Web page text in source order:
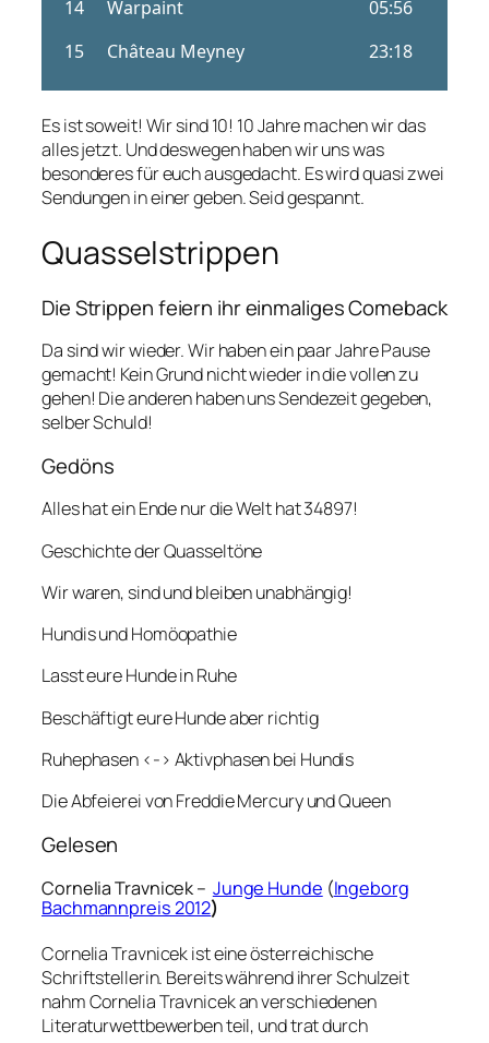
Es ist soweit! Wir sind 10! 10 Jahre machen wir das
alles jetzt. Und deswegen haben wir uns was
besonderes für euch ausgedacht. Es wird quasi zwei
Sendungen in einer geben. Seid gespannt.
Quasselstrippen
Die Strippen feiern ihr einmaliges Comeback
Da sind wir wieder. Wir haben ein paar Jahre Pause
gemacht! Kein Grund nicht wieder in die vollen zu
gehen! Die anderen haben uns Sendezeit gegeben,
selber Schuld!
Gedöns
Alles hat ein Ende nur die Welt hat 34897!
Geschichte der Quasseltöne
Wir waren, sind und bleiben unabhängig!
Hundis und Homöopathie
Lasst eure Hunde in Ruhe
Beschäftigt eure Hunde aber richtig
Ruhephasen <-> Aktivphasen bei Hundis
Die Abfeierei von Freddie Mercury und Queen
Gelesen
Cornelia Travnicek – Junge Hunde (Ingeborg
Bachmannpreis 2012)
Cornelia Travnicek ist eine österreichische
Schriftstellerin. Bereits während ihrer Schulzeit
nahm Cornelia Travnicek an verschiedenen
Literaturwettbewerben teil, und trat durch